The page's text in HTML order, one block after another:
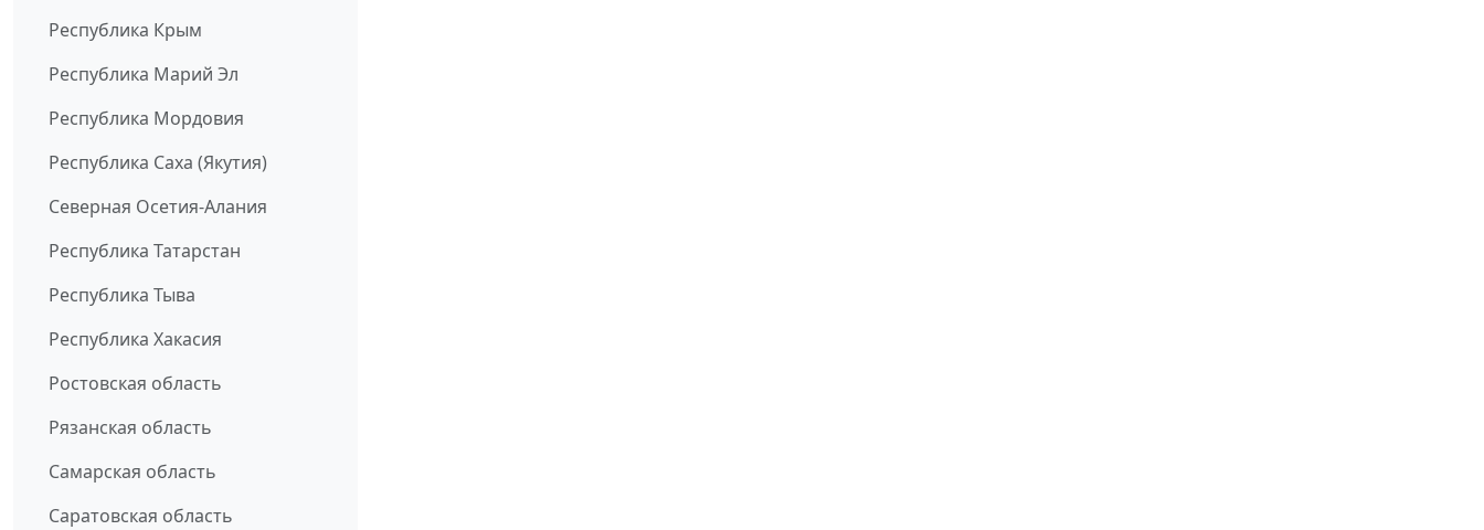
Республика Крым
Республика Марий Эл
Республика Мордовия
Республика Саха (Якутия)
Северная Осетия-Алания
Республика Татарстан
Республика Тыва
Республика Хакасия
Ростовская область
Рязанская область
Самарская область
Саратовская область